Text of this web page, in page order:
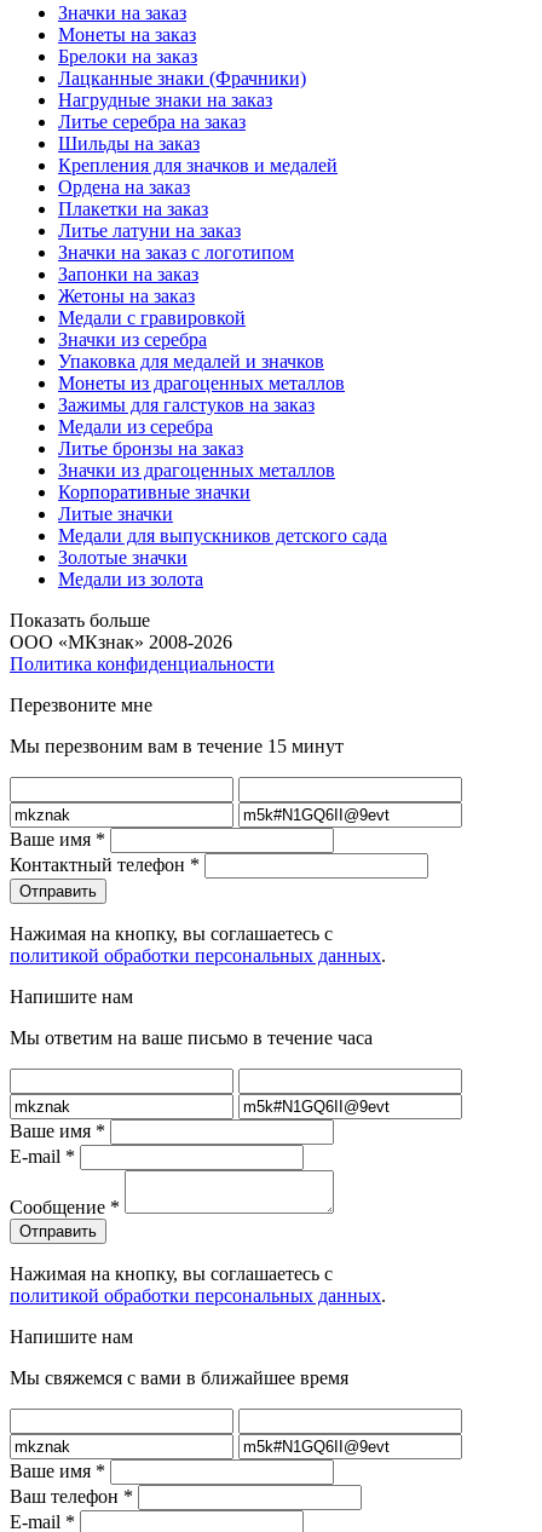
Значки на заказ
Монеты на заказ
Брелоки на заказ
Лацканные знаки (Фрачники)
Нагрудные знаки на заказ
Литье серебра на заказ
Шильды на заказ
Крепления для значков и медалей
Ордена на заказ
Плакетки на заказ
Литье латуни на заказ
Значки на заказ с логотипом
Запонки на заказ
Жетоны на заказ
Медали с гравировкой
Значки из серебра
Упаковка для медалей и значков
Монеты из драгоценных металлов
Зажимы для галстуков на заказ
Медали из серебра
Литье бронзы на заказ
Значки из драгоценных металлов
Корпоративные значки
Литые значки
Медали для выпускников детского сада
Золотые значки
Медали из золота
Показать больше
ООО «МКзнак» 2008-2026
Политика конфиденциальности
Перезвоните мне
Мы перезвоним вам в течение 15 минут
Ваше имя *
Контактный телефон *
Нажимая на кнопку, вы соглашаетесь с
политикой обработки персональных данных.
Напишите нам
Мы ответим на ваше письмо в течение часа
Ваше имя *
E-mail *
Сообщение *
Нажимая на кнопку, вы соглашаетесь с
политикой обработки персональных данных.
Напишите нам
Мы свяжемся с вами в ближайшее время
Ваше имя *
Ваш телефон *
E-mail *